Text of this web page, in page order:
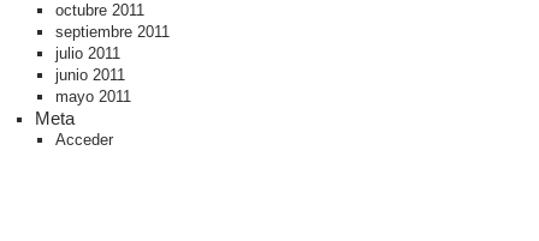
octubre 2011
septiembre 2011
julio 2011
junio 2011
mayo 2011
Meta
Acceder